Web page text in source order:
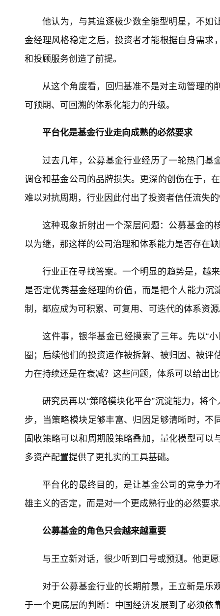
他认为，与其追逐极少数全能型明星，不
金经理风格稳定之后，投资者才能根据自身需
和投顾服务创造了前提。
从这个角度看，回归基准不是对主动管理
可预期、可回溯的体系化能力的升级。
平台化是基金行业走向成熟的必然要求
过去几年，公募基金行业经历了一轮热门
调仓和基金公司的品牌损失。更深的创伤在于，
难以对抗周期，行业因此付出了投资者信任流失
这种现象折射出一个深层问题：公募基金
以为继，那这样的公司治理和体系能力是否存在
行业正在寻找答案。一个明显的趋势是，越
是否定优秀基金经理的价值，而是把个人能力
制，都应成为可积累、可复用、可迭代的体系资
这件事，银华基金已经摸索了三年。先以“
圈；后续他们的投资运作被拆解、被归因、被
力在持续还是在衰减？这些问题，体系可以给出
研究员再以“策略模块化平台”沉淀能力，将
步，当策略模块足够丰富、归因足够清晰时，
固收策略可以和周期股策略叠加，量化模型可
多资产配置提供了更扎实的工具基础。
平台化的最终目的，是让基金公司的竞争
雄主义的否定，而是对一个更成熟行业的必然要
公募基金的角色只会越来越重要
与王立新对话，很少听到口号或预测。他更
对于公募基金行业的长期前景，王立新是
于一个更底层的判断：中国经济发展到了必须